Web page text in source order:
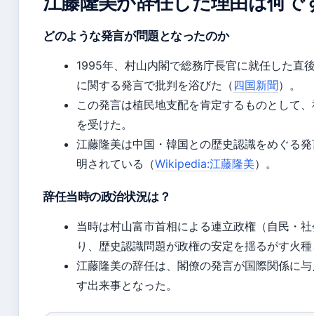
どのような発言が問題となったのか
1995年、村山内閣で総務庁長官に就任した直
に関する発言で批判を浴びた（ 四国新聞 ）。
この発言は植民地支配を肯定するものとして
を受けた。
江藤隆美は中国・韓国との歴史認識をめぐる
明されている（Wikipedia:江藤隆美）。
辞任当時の政治状況は？
当時は村山富市首相による連立政権（自民・
り、歴史認識問題が政権の安定を揺るがす火
江藤隆美の辞任は、閣僚の発言が国際関係に
す出来事となった。